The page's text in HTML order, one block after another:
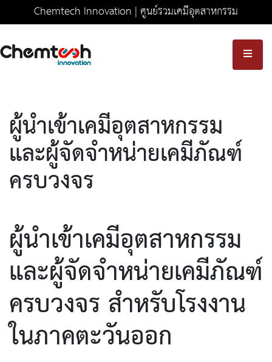
Chemtech Innovation | ศูนย์รวมเคมีอุตสาหกรรม
ผู้นำเข้าเคมีอุตสาหกรรม
และผู้จัดจำหน่ายเคมีภัณฑ์
ครบวงจร
ผู้นำเข้าเคมีอุตสาหกรรม
และผู้จัดจำหน่ายเคมีภัณฑ์
ครบวงจร สำหรับโรงงาน
ในภาคตะวันออก